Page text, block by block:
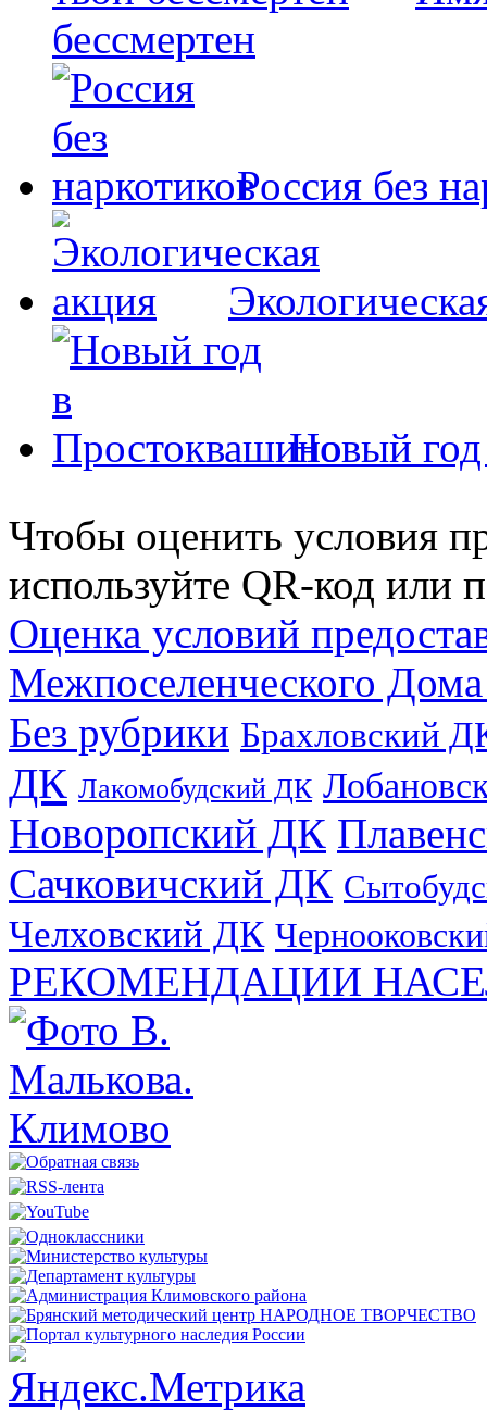
бессмертен
Россия без
Новый
Чтобы оценить условия
используйте QR-код или
Оценка условий
Межпоселенческого
Без рубрики Брахловский
ДК Лакомобудский ДК
Новоропский ДК
Сачковичский ДК
Челховский ДК
РЕКОМЕНДАЦИИ